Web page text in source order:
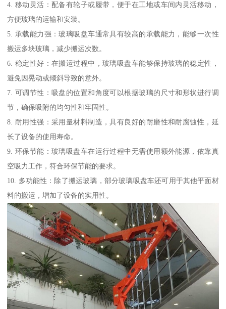
4. 移动灵活：配备有轮子或履带，便于在工地或车间内灵活移动，
方便玻璃的运输和安装。
5. 承载能力强：玻璃吸盘车通常具有较高的承载能力，能够一次性
搬运多块玻璃，减少搬运次数。
6. 稳定性好：在搬运过程中，玻璃吸盘车能够保持玻璃的稳定性，
避免因晃动或倾斜导致的意外。
7. 可调节性：吸盘的位置和角度可以根据玻璃的尺寸和形状进行调
节，确保吸附的均匀性和牢固性。
8. 耐用性强：采用量材料制造，具有良好的耐磨性和耐腐蚀性，延
长了设备的使用寿命。
9. 环保节能：玻璃吸盘车在运行过程中无需使用额外能源，依靠真
空吸力工作，符合环保节能的要求。
10. 多功能性：除了搬运玻璃，部分玻璃吸盘车还可用于其他平面材
料的搬运，增加了设备的实用性。